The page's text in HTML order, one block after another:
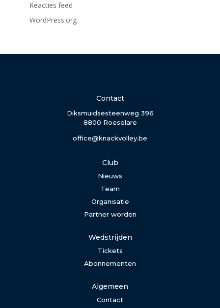
Reacties feed
WordPress.org
Contact
Diksmuidsesteenweg 396
8800 Roeselare
office@knackvolley.be
Club
Nieuws
Team
Organisatie
Partner worden
Wedstrijden
Tickets
Abonnementen
Algemeen
Contact